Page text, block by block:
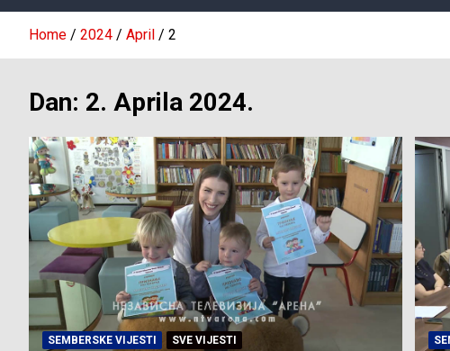
Home 2024 April 2
Dan: 2. Aprila 2024.
SEMBERSKE VIJESTI SVE VIJESTI